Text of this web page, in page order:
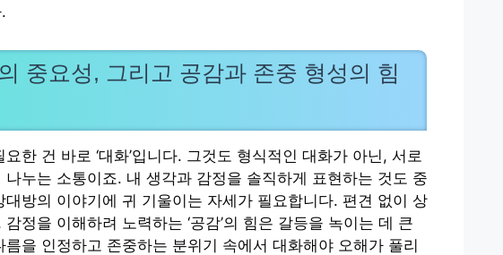
중요성, 그리고 공감과 존중 형성의 힘
한 건 바로 ‘대화’입니다. 그것도 형식적인 대화가 아닌, 서로
누는 소통이죠. 내 생각과 감정을 솔직하게 표현하는 것도 중
대방의 이야기에 귀 기울이는 자세가 필요합니다. 편견 없이 상
정을 이해하려 노력하는 ‘공감’의 힘은 갈등을 녹이는 데 큰
을 인정하고 존중하는 분위기 속에서 대화해야 오해가 풀리